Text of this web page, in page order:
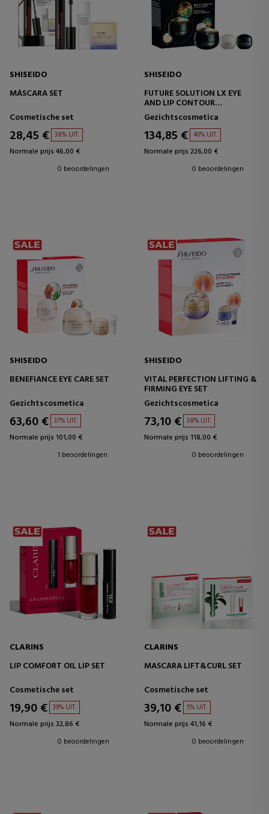
SHISEIDO
MÁSCARA SET
Cosmetische set
28,45 € 38% UIT.
Normale prijs 46,00 €
0 beoordelingen
SHISEIDO
FUTURE SOLUTION LX EYE
AND LIP CONTOUR
REGENERATING CREAM SET
Gezichtscosmetica
134,85 € 40% UIT.
Normale prijs 226,00 €
0 beoordelingen
SHISEIDO
BENEFIANCE EYE CARE SET
Gezichtscosmetica
63,60 € 37% UIT.
Normale prijs 101,00 €
1 beoordelingen
SHISEIDO
VITAL PERFECTION LIFTING &
FIRMING EYE SET
Gezichtscosmetica
73,10 € 38% UIT.
Normale prijs 118,00 €
0 beoordelingen
CLARINS
LIP COMFORT OIL LIP SET
Cosmetische set
19,90 € 39% UIT.
Normale prijs 32,86 €
0 beoordelingen
CLARINS
MASCARA LIFT&CURL SET
Cosmetische set
39,10 € 5% UIT.
Normale prijs 41,16 €
0 beoordelingen